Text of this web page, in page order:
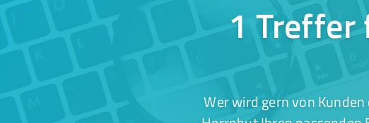
1
Wer wird gern von